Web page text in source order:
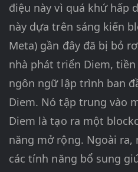
điệu này vì quá khứ hấp
này dựa trên sáng kiến
Meta) gần đây đã bị bỏ
nhà phát triển Diem,
ngôn ngữ lập trình ban
Diem. Nó tập trung vào
Diem là tạo ra một
năng mở rộng. Ngoài ra,
các tính năng bổ sung